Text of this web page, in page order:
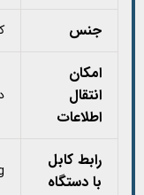
جنس
امکان
انتقال
اطلاعات
رابط کابل
با دستگاه